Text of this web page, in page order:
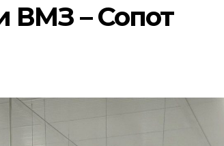
ВМЗ – Сопот